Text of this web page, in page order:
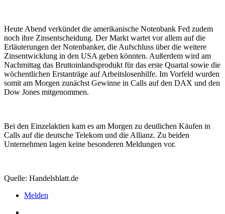
Heute Abend verkündet die amerikanische Notenbank Fed zudem
noch ihre Zinsentscheidung. Der Markt wartet vor allem auf die
Erläuterungen der Notenbanker, die Aufschluss über die weitere
Zinsentwicklung in den USA geben könnten. Außerdem wird am
Nachmittag das Bruttoinlandsprodukt für das erste Quartal sowie die
wöchentlichen Erstanträge auf Arbeitslosenhilfe. Im Vorfeld wurden
somit am Morgen zunächst Gewinne in Calls auf den DAX und den
Dow Jones mitgenommen.
Bei den Einzelaktien kam es am Morgen zu deutlichen Käufen in
Calls auf die deutsche Telekom und die Allianz. Zu beiden
Unternehmen lagen keine besonderen Meldungen vor.
Quelle: Handelsblatt.de
Melden